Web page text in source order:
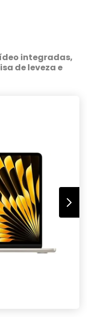
integradas,
de leveza e